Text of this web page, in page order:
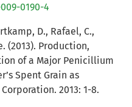
0190-4
D., Rafael, C.,
(2013). Production,
of a Major Penicillium
Spent Grain as
2013: 1-8.